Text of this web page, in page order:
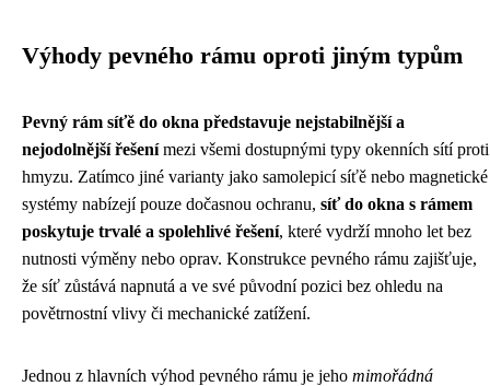
Výhody pevného rámu oproti jiným typům
Pevný rám síťě do okna představuje nejstabilnější a
nejodolnější řešenímezi všemi dostupnými typy okenních sítí proti
hmyzu. Zatímco jiné varianty jako samolepicí síťě nebo magnetické
systémy nabízejí pouze dočasnou ochranu, síť do okna s rámem
poskytuje trvalé a spolehlivé řešení, které vydrží mnoho let bez
nutnosti výměny nebo oprav. Konstrukce pevného rámu zajišťuje,
že síť zůstává napnutá a ve své původní pozici bez ohledu na
povětrnostní vlivy či mechanické zatížení.
Jednou z hlavních výhod pevného rámu je jeho mimořádná